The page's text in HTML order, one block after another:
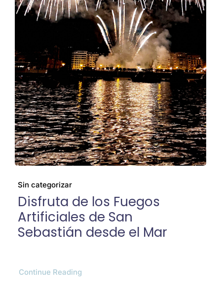
Blog
Contacto
Mi cuenta
Sin categorizar
Disfruta de los Fuegos
Artificiales de San
Sebastián desde el Mar
Continue Reading